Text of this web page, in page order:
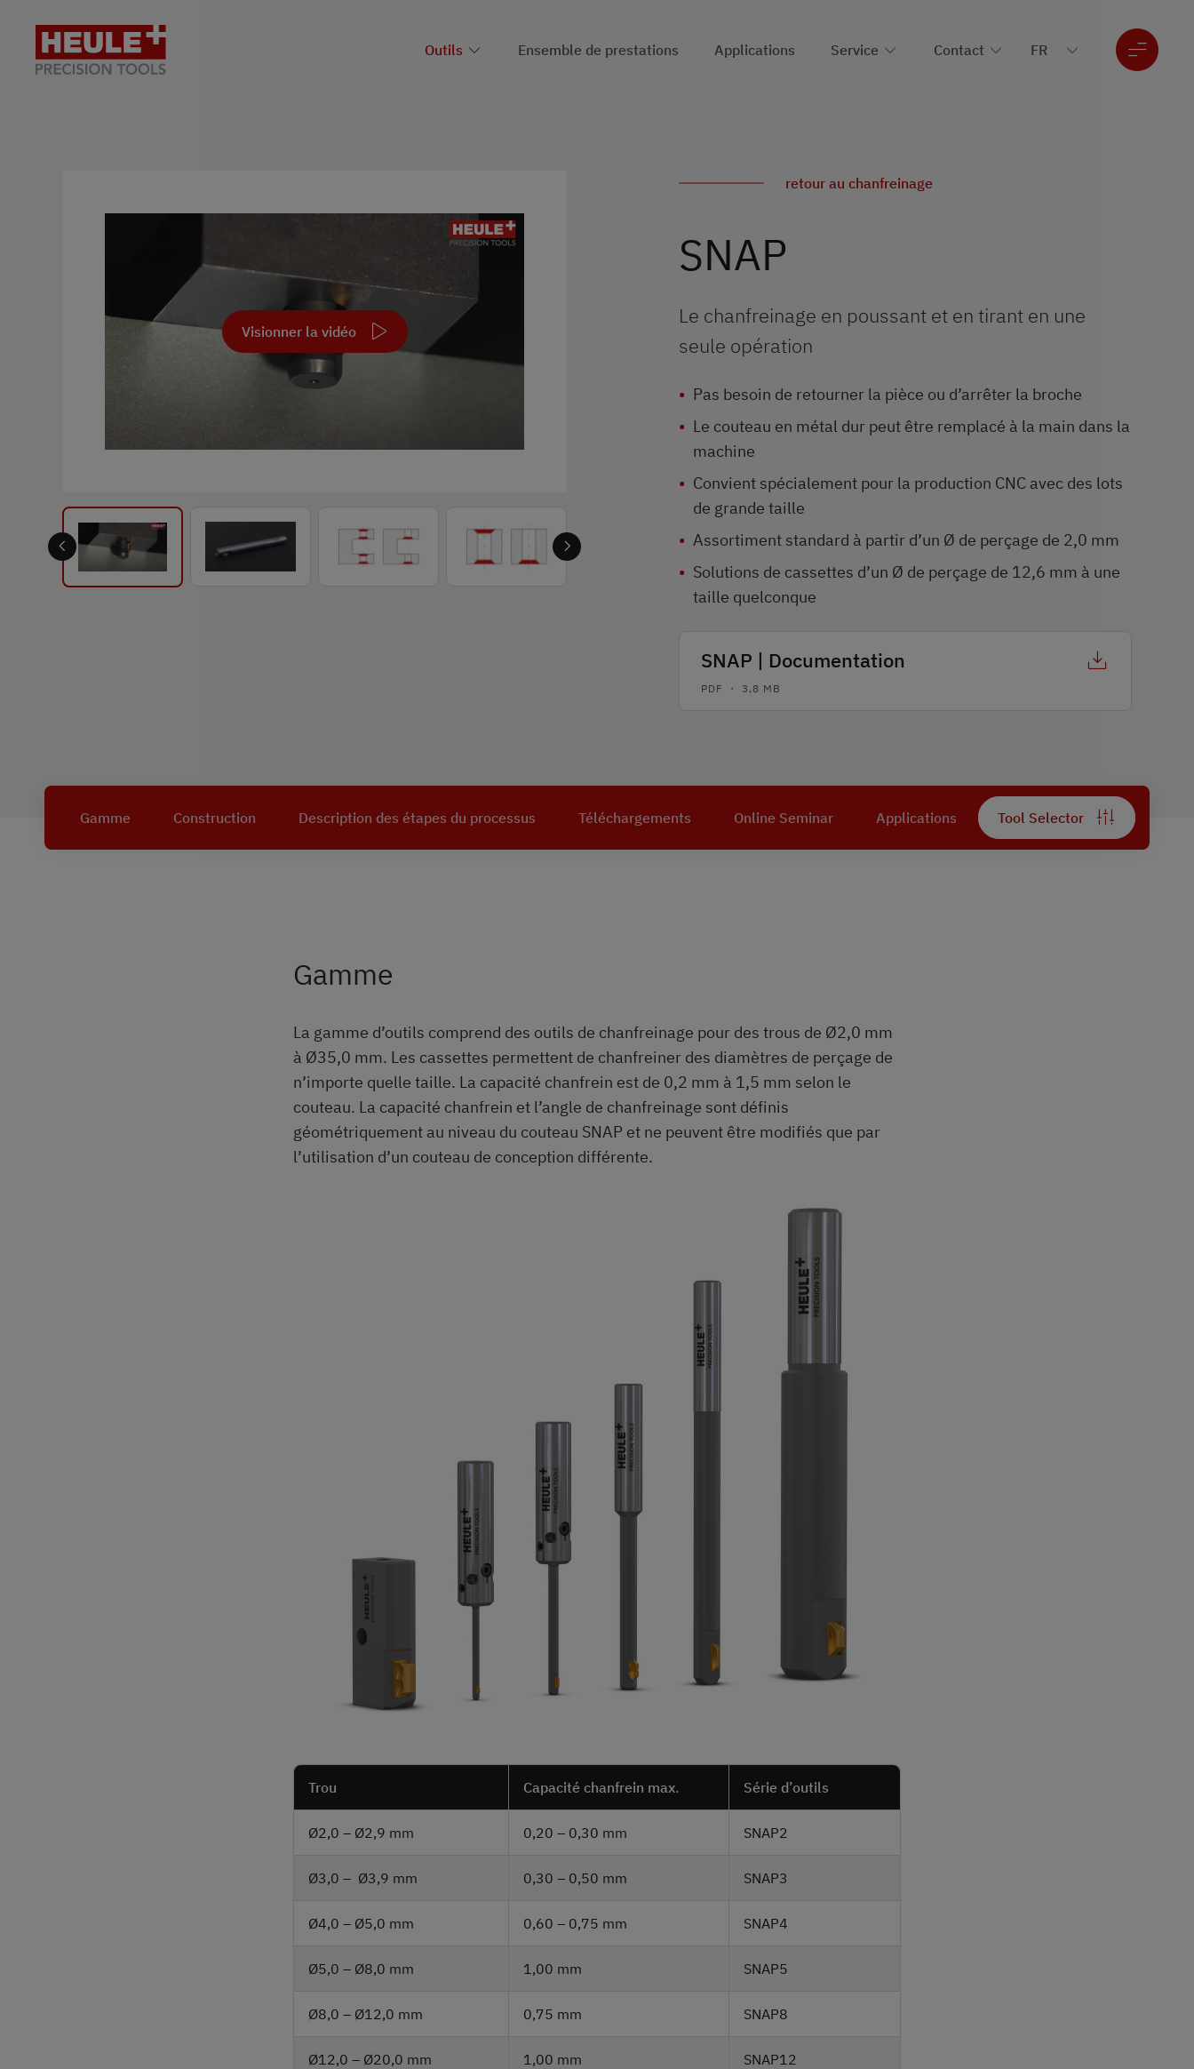
Outils Ensemble de prestations Applications Service Contact
Visionner la vidéo
retour au chanfreinage
SNAP
Le chanfreinage en poussant et en tirant en une
seule opération
Pas besoin de retourner la pièce ou d’arrêter la broche
Le couteau en métal dur peut être remplacé à la main dans la
machine
Convient spécialement pour la production CNC avec des lots
de grande taille
Assortiment standard à partir d’un Ø de perçage de 2,0 mm
Solutions de cassettes d’un Ø de perçage de 12,6 mm à une
taille quelconque
SNAP | Documentation
PDF ・ 3,8 MB
Gamme Construction Description des étapes du processus Téléchargements Online Seminar Applications Tool Selector
Gamme
La gamme d’outils comprend des outils de chanfreinage pour des trous de Ø2,0 mm
à Ø35,0 mm. Les cassettes permettent de chanfreiner des diamètres de perçage de
n’importe quelle taille. La capacité chanfrein est de 0,2 mm à 1,5 mm selon le
couteau. La capacité chanfrein et l’angle de chanfreinage sont définis
géométriquement au niveau du couteau SNAP et ne peuvent être modifiés que par
l’utilisation d’un couteau de conception différente.
Trou Capacité chanfrein max. Série d’outils
Ø2,0 – Ø2,9 mm 0,20 – 0,30 mm SNAP2
Ø3,0 – Ø3,9 mm 0,30 – 0,50 mm SNAP3
Ø4,0 – Ø5,0 mm 0,60 – 0,75 mm SNAP4
Ø5,0 – Ø8,0 mm 1,00 mm SNAP5
Ø8,0 – Ø12,0 mm 0,75 mm SNAP8
Ø12,0 – Ø20,0 mm 1,00 mm SNAP12